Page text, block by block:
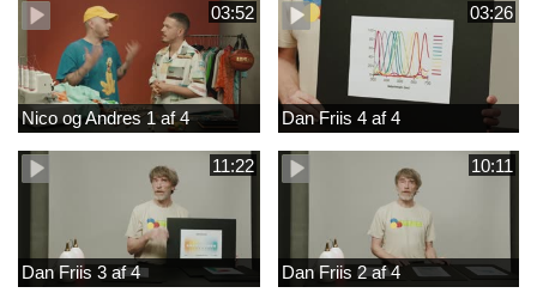
03:52
Nico og Andres 1 af 4
03:26
Dan Friis 4 af 4
11:22
Dan Friis 3 af 4
10:11
Dan Friis 2 af 4